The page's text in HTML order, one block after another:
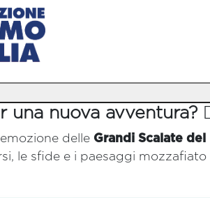
una nuova avventura?
delle Grandi Scalate
le sfide e i paesaggi mozzafiato